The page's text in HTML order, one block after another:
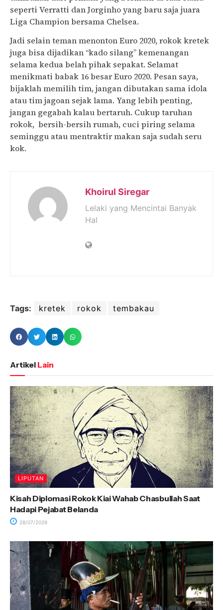
seperti Verratti dan Jorginho yang baru saja juara
Liga Champion bersama Chelsea.
Jadi selain teman menonton Euro 2020, rokok kretek
juga bisa dijadikan “kado silang” kemenangan
selama kedua belah pihak sepakat. Selamat
menikmati babak 16 besar Euro 2020. Pesan saya,
bijaklah memilih tim, jangan dibutakan sama idola
atau tim jagoan sejak lama. Yang lebih penting,
jangan gegabah kalau bertaruh. Cukup taruhan
rokok, bersih-bersih rumah, cuci piring selama
seminggu atau mentraktir makan saja sudah seru
kok.
Khoirul Siregar
Lelaki yang Mencintai Banyak
Hal
Tags: kretek rokok tembakau
Artikel Lain
LIPUTAN
Kisah Diplomasi Rokok Kiai Wahab Chasbullah Saat
Hadapi Pejabat Belanda
28/07/2026